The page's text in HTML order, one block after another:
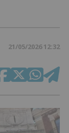
21/05/2026 12:32